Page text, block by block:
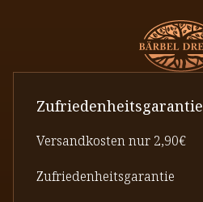
Zufriedenheitsgarantie
Versandkosten nur 2,90€
Zufriedenheitsgarantie